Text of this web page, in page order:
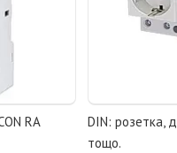
RA
DIN: розетка,
тощо.